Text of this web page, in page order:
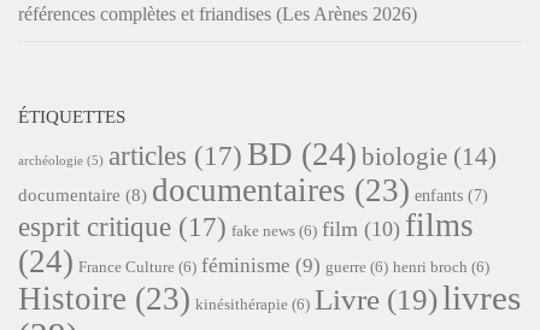
références complètes et friandises (Les Arènes 2026)
ÉTIQUETTES
archéologie (5) articles (17) BD (24) biologie (14)
documentaire (8) documentaires (23) enfants (7)
esprit critique (17) fake news (6) film (10) films
(24) France Culture (6) féminisme (9) guerre (6) henri broch (6)
Histoire (23) kinésithérapie (6) Livre (19)livres